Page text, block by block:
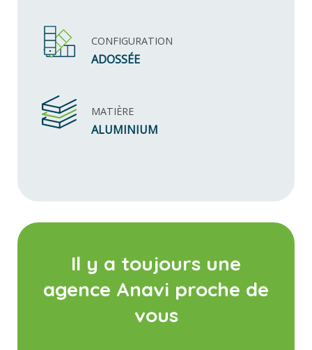
CONFIGURATION
ADOSSÉE
MATIÈRE
ALUMINIUM
Il y a toujours une
agence Anavi proche de
vous